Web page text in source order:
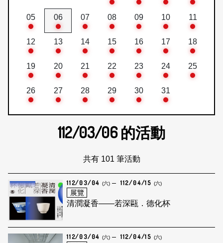
05 06 07 08 09 10 11
12 13 14 15 16 17 18
19 20 21 22 23 24 25
26 27 28 29 30 31
112/03/06的活動
共有 101 筆活動
112/03/04 (六) 112/04/15 (六)
展覽
清潤凝香——若深甌．德化杯
112/03/04 (六) 112/04/15 (六)